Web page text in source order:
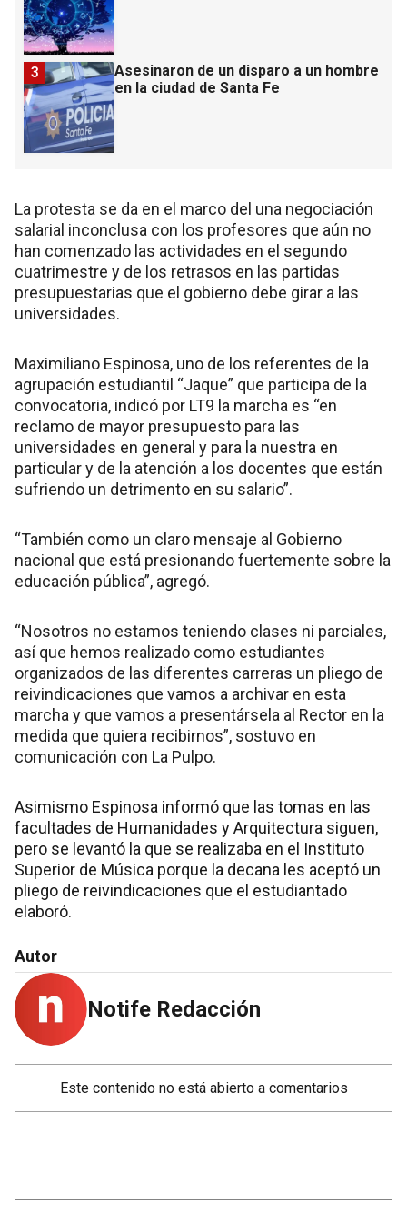
Asesinaron de un disparo a un hombre
en la ciudad de Santa Fe
3
La protesta se da en el marco del una negociación
salarial inconclusa con los profesores que aún no
han comenzado las actividades en el segundo
cuatrimestre y de los retrasos en las partidas
presupuestarias que el gobierno debe girar a las
universidades.
Maximiliano Espinosa, uno de los referentes de la
agrupación estudiantil “Jaque” que participa de la
convocatoria, indicó por LT9 la marcha es “en
reclamo de mayor presupuesto para las
universidades en general y para la nuestra en
particular y de la atención a los docentes que están
sufriendo un detrimento en su salario”.
“También como un claro mensaje al Gobierno
nacional que está presionando fuertemente sobre la
educación pública”, agregó.
“Nosotros no estamos teniendo clases ni parciales,
así que hemos realizado como estudiantes
organizados de las diferentes carreras un pliego de
reivindicaciones que vamos a archivar en esta
marcha y que vamos a presentársela al Rector en la
medida que quiera recibirnos”, sostuvo en
comunicación con La Pulpo.
Asimismo Espinosa informó que las tomas en las
facultades de Humanidades y Arquitectura siguen,
pero se levantó la que se realizaba en el Instituto
Superior de Música porque la decana les aceptó un
pliego de reivindicaciones que el estudiantado
elaboró.
Autor
Notife Redacción
Este contenido no está abierto a comentarios